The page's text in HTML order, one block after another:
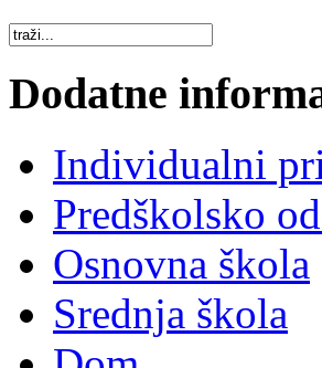
Dodatne
Individualni
Predškolsko
Osnovna škola
Srednja škola